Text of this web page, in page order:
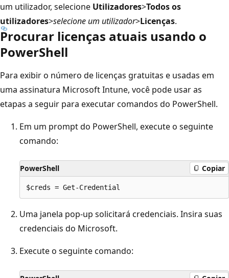
um utilizador, selecione Utilizadores>Todos os
utilizadores>selecione um utilizador>Licenças.
Procurar licenças atuais usando o
PowerShell
Para exibir o número de licenças gratuitas e usadas em
uma assinatura Microsoft Intune, você pode usar as
etapas a seguir para executar comandos do PowerShell.
Em um prompt do PowerShell, execute o seguinte
comando:
PowerShell Copiar
Uma janela pop-up solicitará credenciais. Insira suas
credenciais do Microsoft.
Execute o seguinte comando: